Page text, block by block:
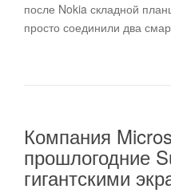
после Nokia складной
просто соединили два
Компания
прошлогодние
гигантскими